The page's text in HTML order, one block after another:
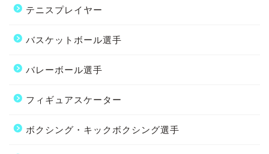
テニスプレイヤー
バスケットボール選手
バレーボール選手
フィギュアスケーター
ボクシング・キックボクシング選手